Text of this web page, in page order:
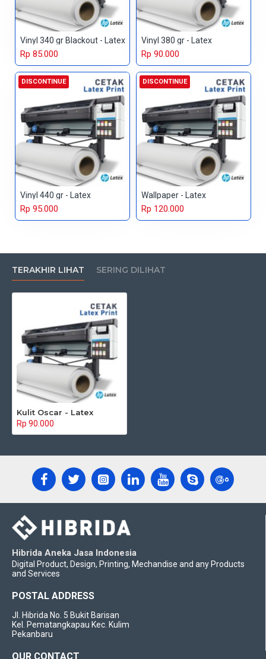
Vinyl 340 gr Blackout - Latex
Rp 85.000
Vinyl 380 gr - Latex
Rp 90.000
DISCONTINUE
Vinyl 440 gr - Latex
Rp 95.000
DISCONTINUE
Wallpaper - Latex
Rp 120.000
TERAKHIR LIHAT SERING DILIHAT
Kulit Oscar - Latex
Rp 90.000
Hibrida Aneka Jasa Indonesia
Digital Product, Design, Printing, Mechandise and any Products
and Services
POSTAL ADDRESS
Jl. Hibrida No. 5 Bukit Barisan
Kel. Pematangkapau Kec. Kulim
Pekanbaru
OUR CONTACT